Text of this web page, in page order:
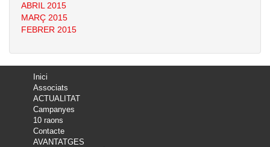
ABRIL 2015
MARÇ 2015
FEBRER 2015
Inici
Associats
ACTUALITAT
Campanyes
10 raons
Contacte
AVANTATGES